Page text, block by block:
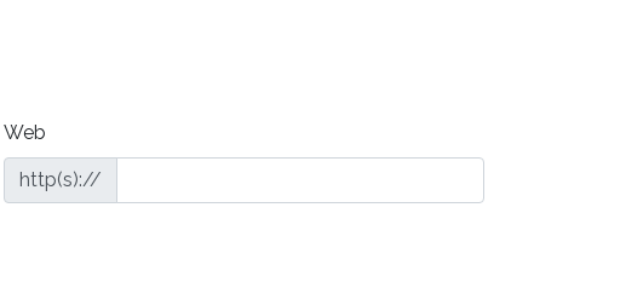
Web
http(s)://